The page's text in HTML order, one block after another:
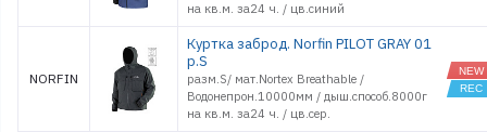
на кв.м. за24 ч. / цв.синий
NORFIN
Куртка заброд. Norfin PILOT GRAY 01
р.S
разм.S/ мат.Nortex Breathable /
Водонепрон.10000мм / дыш.способ.8000г
на кв.м. за24 ч. / цв.сер.